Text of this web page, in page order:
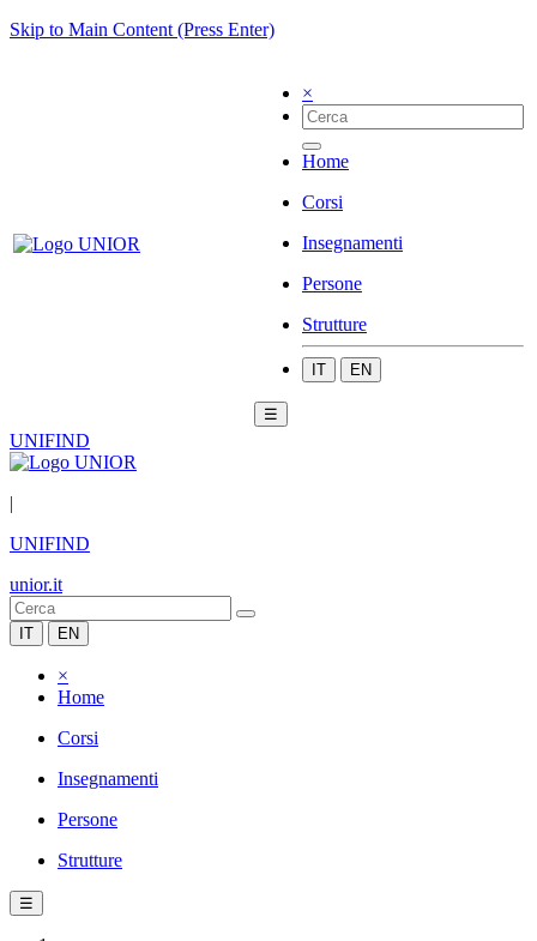
Skip to Main Content (Press Enter)
×
Home
Corsi
Insegnamenti
Persone
Strutture
IT EN
☰
UNIFIND
|
UNIFIND
unior.it
IT EN
×
Home
Corsi
Insegnamenti
Persone
Strutture
☰